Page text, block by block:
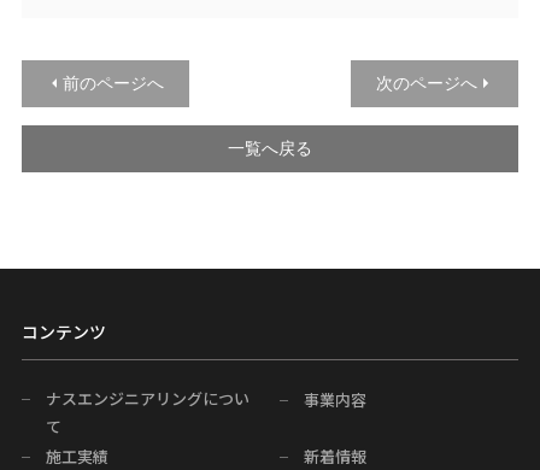
前のページへ 次のページへ
一覧へ戻る
コンテンツ
ナスエンジニアリングについ
て
事業内容
施工実績 新着情報